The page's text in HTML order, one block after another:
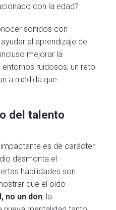
con la edad?
sonidos con
al aprendizaje de
mejorar la
ruidosos, un reto
a medida que
del talento
es de carácter
desmonta el
habilidades son
que el oído
no un don, la